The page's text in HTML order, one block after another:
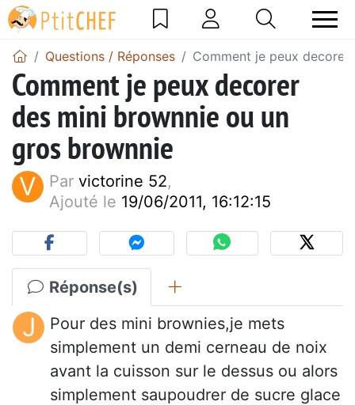
Questions / Réponses Comment je peux
Comment je peux decorer
des mini brownnie ou un
gros brownnie
V Par victorine 52,
Ajouté le 19/06/2011, 16:12:15
Réponse(s)
J
Pour des mini brownies,je mets
simplement un demi cerneau de noix
avant la cuisson sur le dessus ou alors
simplement saupoudrer de sucre glace